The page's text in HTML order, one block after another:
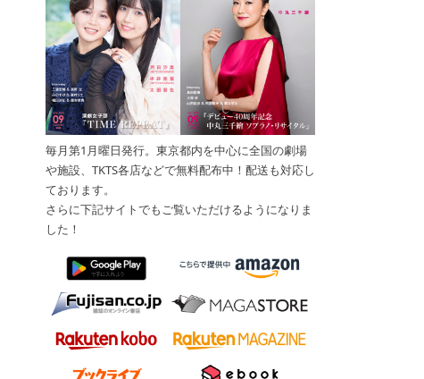
毎月第1月曜日発行。東京都内を中心に全国の劇場
や施設、TKTS各店などで無料配布中！配送も対応し
ております。
さらに下記サイトでもご覧いただけるようになりま
した！